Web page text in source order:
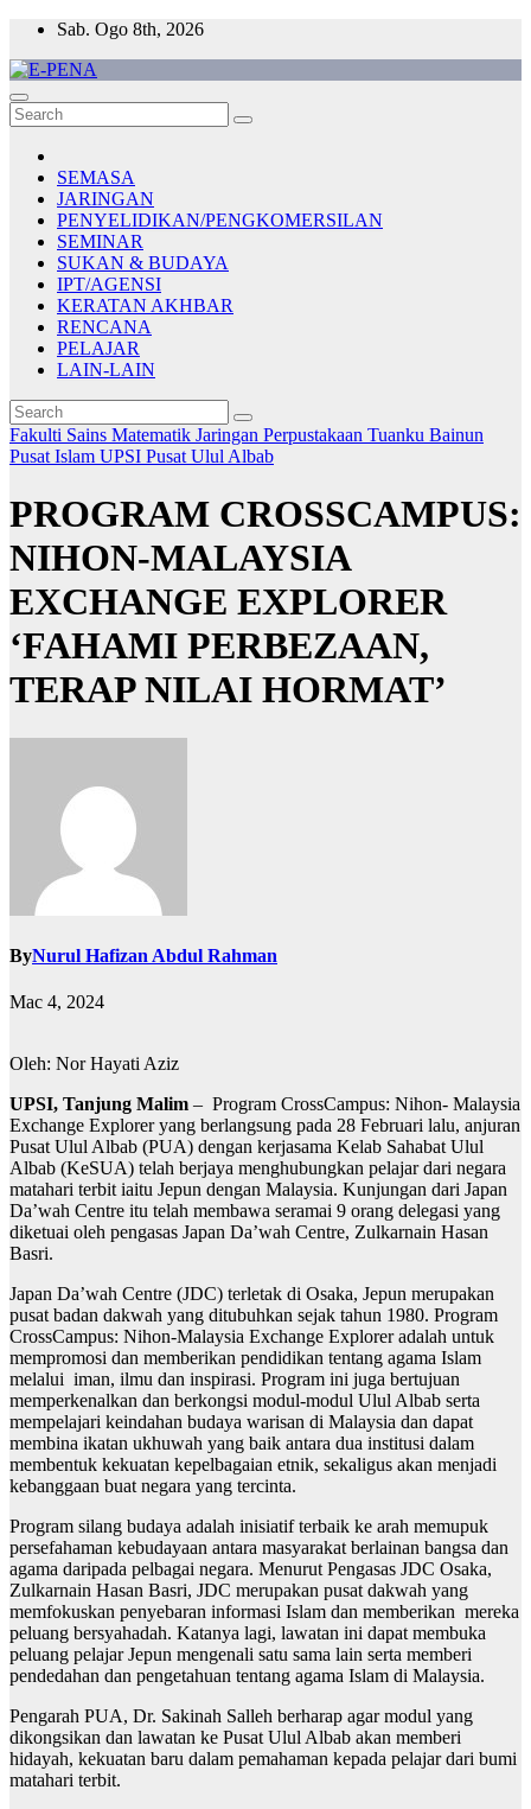
Skip
content
Sab. Ogo 8th, 2026
E-PENA
Berita Digital Terkini
SEMASA
JARINGAN
PENYELIDIKAN/PENGKOMERSILAN
SEMINAR
SUKAN & BUDAYA
IPT/AGENSI
KERATAN AKHBAR
RENCANA
PELAJAR
LAIN-LAIN
Fakulti Sains Matematik Jaringan Perpustakaan Tuanku Bainun
Pusat Islam UPSI Pusat Ulul Albab
PROGRAM CROSSCAMPUS:
NIHON-MALAYSIA
EXCHANGE EXPLORER
‘FAHAMI PERBEZAAN,
TERAP NILAI HORMAT’
ByNurul Hafizan Abdul Rahman
Mac 4, 2024
Oleh: Nor Hayati Aziz
UPSI, Tanjung Malim – Program CrossCampus: Nihon- Malaysia
Exchange Explorer yang berlangsung pada 28 Februari lalu, anjuran
Pusat Ulul Albab (PUA) dengan kerjasama Kelab Sahabat Ulul
Albab (KeSUA) telah berjaya menghubungkan pelajar dari negara
matahari terbit iaitu Jepun dengan Malaysia. Kunjungan dari Japan
Da’wah Centre itu telah membawa seramai 9 orang delegasi yang
diketuai oleh pengasas Japan Da’wah Centre, Zulkarnain Hasan
Basri.
Japan Da’wah Centre (JDC) terletak di Osaka, Jepun merupakan
pusat badan dakwah yang ditubuhkan sejak tahun 1980. Program
CrossCampus: Nihon-Malaysia Exchange Explorer adalah untuk
mempromosi dan memberikan pendidikan tentang agama Islam
melalui iman, ilmu dan inspirasi. Program ini juga bertujuan
memperkenalkan dan berkongsi modul-modul Ulul Albab serta
mempelajari keindahan budaya warisan di Malaysia dan dapat
membina ikatan ukhuwah yang baik antara dua institusi dalam
membentuk kekuatan kepelbagaian etnik, sekaligus akan menjadi
kebanggaan buat negara yang tercinta.
Program silang budaya adalah inisiatif terbaik ke arah memupuk
persefahaman kebudayaan antara masyarakat berlainan bangsa dan
agama daripada pelbagai negara. Menurut Pengasas JDC Osaka,
Zulkarnain Hasan Basri, JDC merupakan pusat dakwah yang
memfokuskan penyebaran informasi Islam dan memberikan mereka
peluang bersyahadah. Katanya lagi, lawatan ini dapat membuka
peluang pelajar Jepun mengenali satu sama lain serta memberi
pendedahan dan pengetahuan tentang agama Islam di Malaysia.
Pengarah PUA, Dr. Sakinah Salleh berharap agar modul yang
dikongsikan dan lawatan ke Pusat Ulul Albab akan memberi
hidayah, kekuatan baru dalam pemahaman kepada pelajar dari bumi
matahari terbit.